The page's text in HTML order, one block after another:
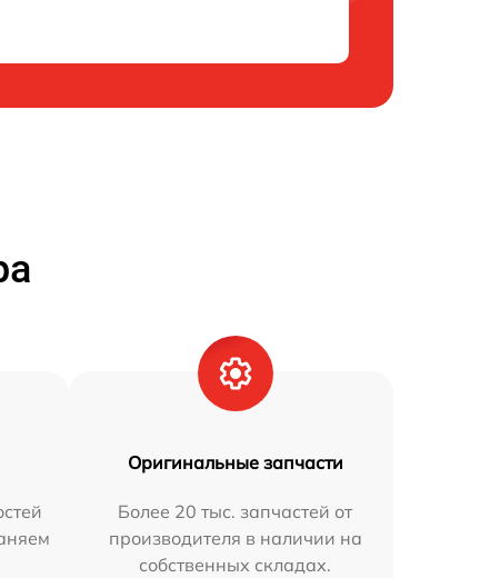
Оригинальные запчасти
Более 20 тыс. запчастей от
производителя в наличии на
собственных складах.